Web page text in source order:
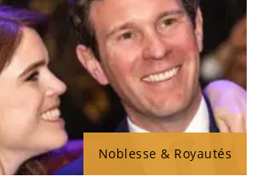
Noblesse & Royautés